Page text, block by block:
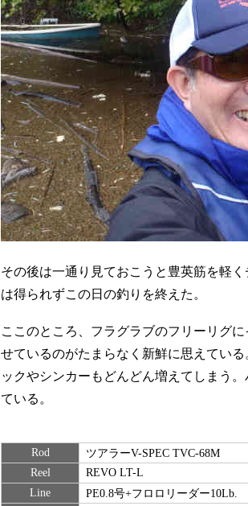
その後は一通り見ておこうと豊英筋を軽
は得られずこの日の釣りを終えた。
ここのところ、フラグラブのフリーリグ
せているのがたまらなく新鮮に思えてい
ックやシンカーもどんどん増えてしまう
ている。
Rod
ツアラーV-SPEC TVC-68M
Reel
REVO LT-L
Line
PE0.8号+フロロリーダー10Lb.